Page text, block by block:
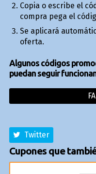
Copia o escribe el
compra pega el
Se aplicará
oferta.
Algunos códigos
puedan seguir
Twitter
Cupones que